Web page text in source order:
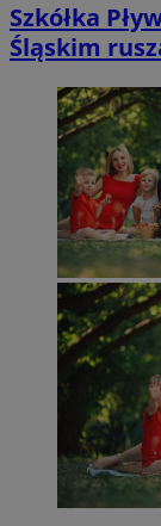
Szkółka
Śląskim